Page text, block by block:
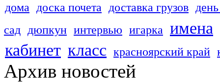
дома доска почета доставка грузов
сад дюпкун интервью игарка имена
кабинет класс красноярский край
Архив новостей